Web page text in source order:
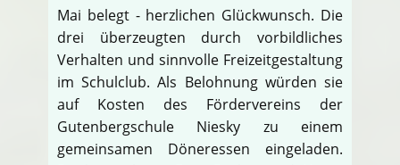
Mai belegt - herzlichen Glückwunsch. Die
drei überzeugten durch vorbildliches
Verhalten und sinnvolle Freizeitgestaltung
im Schulclub. Als Belohnung würden sie
auf Kosten des Fördervereins der
Gutenbergschule Niesky zu einem
gemeinsamen Döneressen eingeladen.